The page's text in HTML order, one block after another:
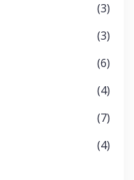
(3)
(3)
(6)
(4)
(7)
(4)